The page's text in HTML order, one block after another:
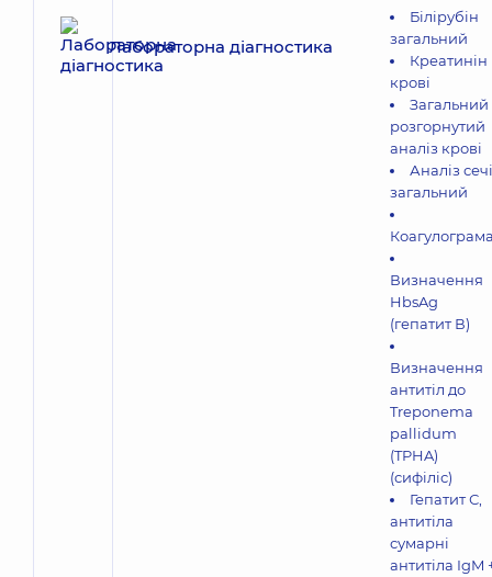
Лабораторна діагностика
Білірубін
загальний
Креатинін
крові
Загальний
розгорнутий
аналіз крові
Аналіз сечі
загальний
Визначення
HbsAg
(гепатит В)
Визначення
антитіл до
Treponema
pallidum
(TPHA)
(сифіліс)
Гепатит С,
антитіла
сумарні
антитіла IgM